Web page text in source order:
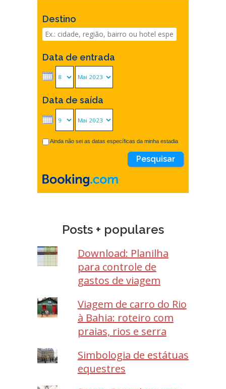
Destino
Data de entrada
Data de saída
Ainda não sei as datas específicas da minha estadia
Posts + populares
Download: Planilha
para controle de
gastos de viagem
Viagem de carro do Rio
à Bahia: roteiro com
praias, rios e serra
Simbologia de estátuas
equestres